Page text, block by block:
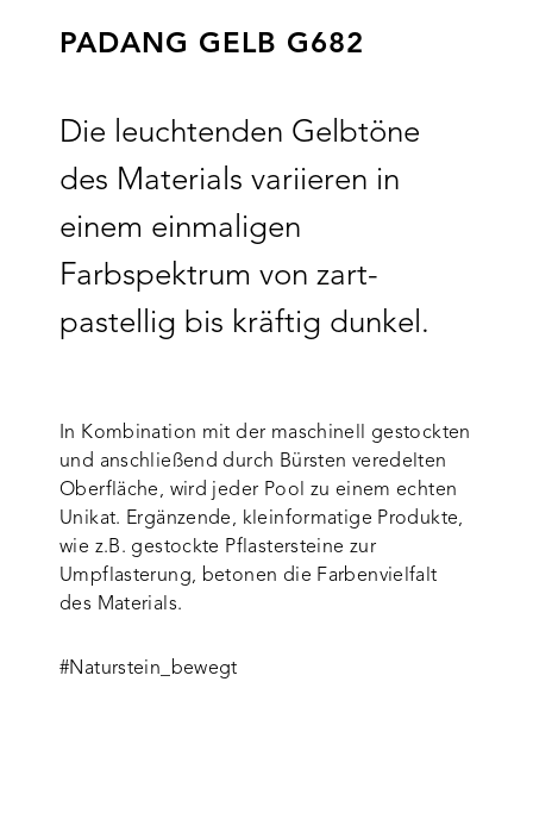
PADANG GELB G682
Die leuchtenden Gelbtöne
des Materials variieren in
einem einmaligen
Farbspektrum von zart-
pastellig bis kräftig dunkel.
In Kombination mit der maschinell gestockten
und anschließend durch Bürsten veredelten
Oberfläche, wird jeder Pool zu einem echten
Unikat. Ergänzende, kleinformatige Produkte,
wie z.B. gestockte Pflastersteine zur
Umpflasterung, betonen die Farbenvielfalt
des Materials.
#Naturstein_bewegt